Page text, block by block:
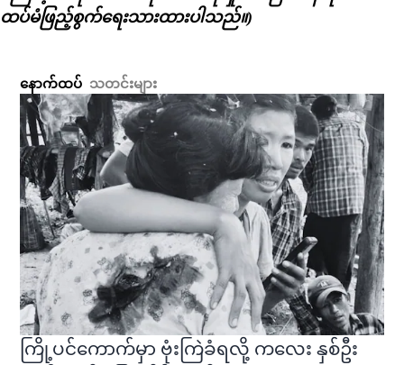
ထပ်မံဖြည့်စွက်ရေးသားထားပါသည်။)
နောက်ထပ် သတင်းများ
ကြို့ပင်ကောက်မှာ ဗုံးကြဲခံရလို့ ကလေး နှစ်ဦး